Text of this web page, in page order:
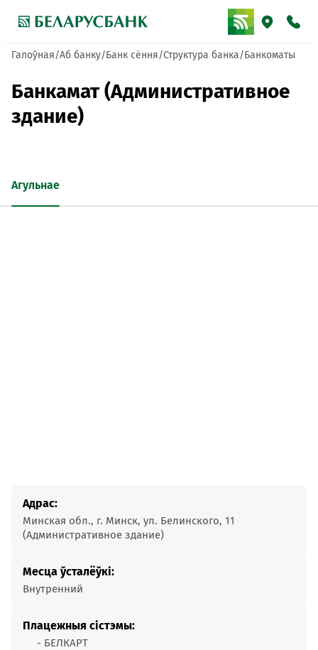
Галоўная Аб банку Банк сёння Структура банка Банкоматы
Банкамат (Административное
здание)
Агульнае
Адрас:
Минская обл., г. Минск, ул. Белинского, 11
(Административное здание)
Месца ўсталёўкі:
Внутренний
Плацежныя сістэмы:
- БЕЛКАРТ